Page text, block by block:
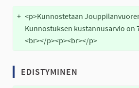
+ <p>Kunnostetaan
Kunnostuksen kustannusarvio on
<br></p><p><br></p>
EDISTYMINEN